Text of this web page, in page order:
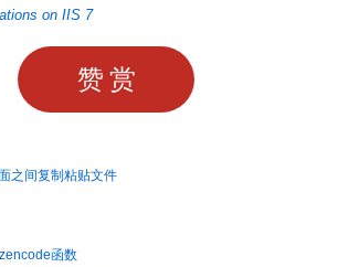
on IIS 7
赞赏
之间复制粘贴文件
函数